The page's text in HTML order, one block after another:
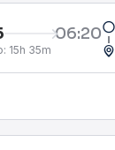
06:20
15h 35m